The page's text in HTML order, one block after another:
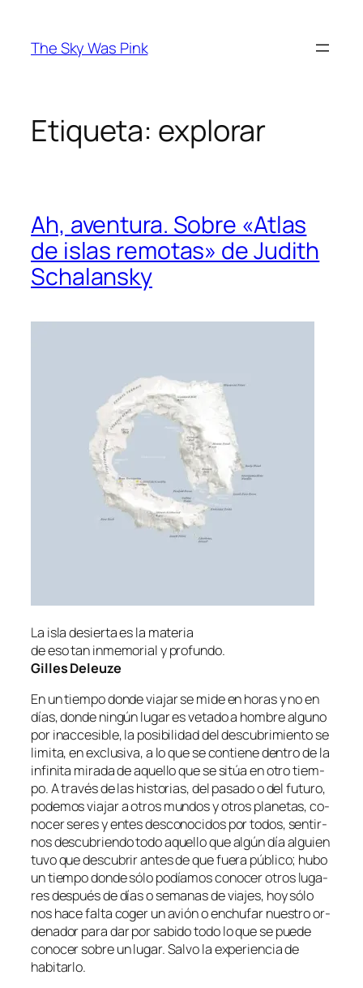
contenido
The Sky Was Pink
Etiqueta: explorar
Ah, aventura. Sobre «Atlas
de islas remotas» de Judith
Schalansky
La is­la de­sier­ta es la materia
de eso tan in­me­mo­rial y pro­fun­do.
Gilles Deleuze
En un tiem­po don­de via­jar se mi­de en ho­ras y no en
días, don­de nin­gún lu­gar es ve­ta­do a hom­bre al­guno
por inac­ce­si­ble, la po­si­bi­li­dad del des­cu­bri­mien­to se
li­mi­ta, en ex­clu­si­va, a lo que se con­tie­ne den­tro de la
in­fi­ni­ta mi­ra­da de aque­llo que se si­túa en otro tiem­
po. A tra­vés de las his­to­rias, del pa­sa­do o del fu­tu­ro,
po­de­mos via­jar a otros mun­dos y otros pla­ne­tas, co­
no­cer se­res y en­tes des­co­no­ci­dos por to­dos, sen­tir­
nos des­cu­brien­do to­do aque­llo que al­gún día al­guien
tu­vo que des­cu­brir an­tes de que fue­ra pú­bli­co; hu­bo
un tiem­po don­de só­lo po­día­mos co­no­cer otros lu­ga­
res des­pués de días o se­ma­nas de via­jes, hoy só­lo
nos ha­ce fal­ta co­ger un avión o en­chu­far nues­tro or­
de­na­dor pa­ra dar por sa­bi­do to­do lo que se pue­de
co­no­cer so­bre un lu­gar. Salvo la ex­pe­rien­cia de
habitarlo.